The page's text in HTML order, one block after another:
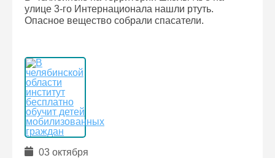
улице 3-го Интернационала нашли ртуть.
Опасное вещество собрали спасатели.
03 октября